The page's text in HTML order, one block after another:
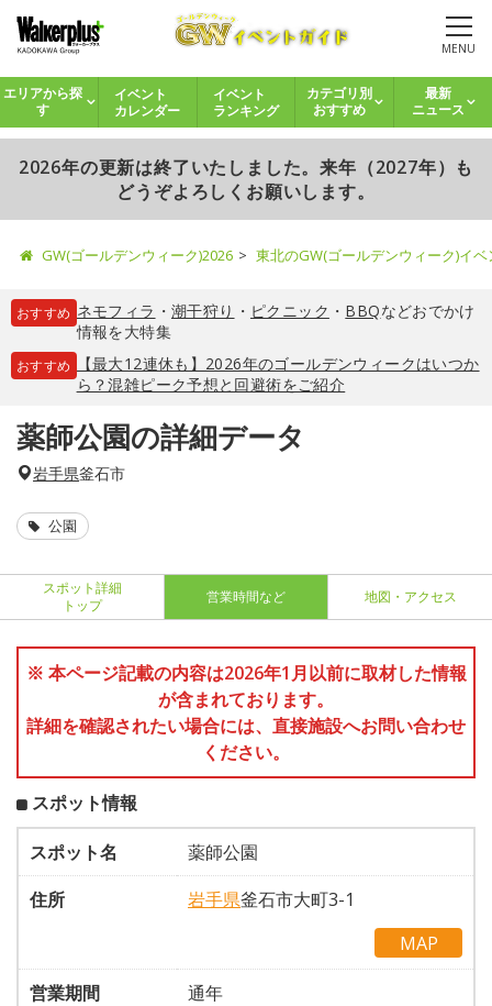
MENU
エリアから探
す
イベント
カレンダー
イベント
ランキング
カテゴリ別
おすすめ
最新
ニュース
2026年の更新は終了いたしました。来年（2027年）も
どうぞよろしくお願いします。
GW(ゴールデンウィーク)2026 東北のGW(ゴールデンウィーク)イ
おすすめ ネモフィラ ・ 潮干狩り ・ ピクニック ・ BBQなどおでかけ
情報を大特集
おすすめ
【最大12連休も】2026年のゴールデンウィークはいつか
ら？混雑ピーク予想と回避術をご紹介
薬師公園の詳細データ
岩手県釜石市
公園
スポット詳細
トップ
営業時間など 地図・アクセス
※ 本ページ記載の内容は2026年1月以前に取材した情報
が含まれております。
詳細を確認されたい場合には、直接施設へお問い合わせ
ください。
スポット情報
スポット名
薬師公園
住所
岩手県釜石市大町3-1
MAP
営業期間
通年